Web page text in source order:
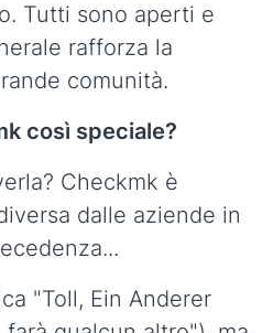
Tutti sono aperti e
rafforza la
comunità.
così speciale?
Checkmk è
dalle aziende in
"Toll, Ein Anderer